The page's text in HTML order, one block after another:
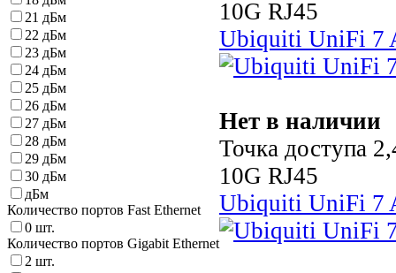
21 дБм
22 дБм
23 дБм
24 дБм
25 дБм
26 дБм
27 дБм
28 дБм
29 дБм
30 дБм
дБм
Количество портов Fast Ethernet
0 шт.
Количество портов Gigabit Ethernet
2 шт.
10G RJ45
Ubiquiti UniFi 7
Нет в наличии
Точка доступа
10G RJ45
Ubiquiti UniFi 7